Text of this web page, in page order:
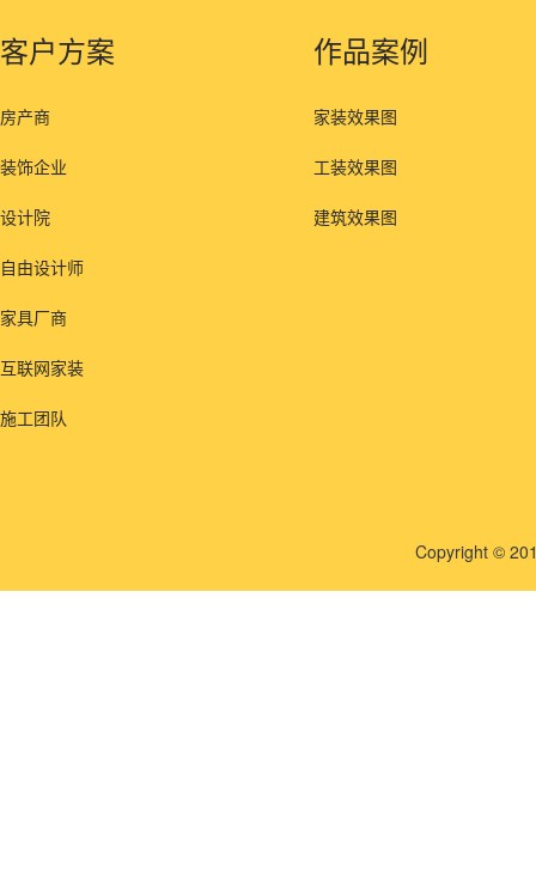
客户方案
房产商
装饰企业
设计院
自由设计师
家具厂商
互联网家装
施工团队
作品案例
家装效果图
工装效果图
建筑效果图
Copyright ©